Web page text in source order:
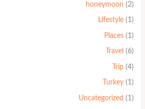
honeymoon (2)
Lifestyle(1)
Places(1)
Travel (6)
Trip(4)
Turkey(1)
Uncategorized (1)